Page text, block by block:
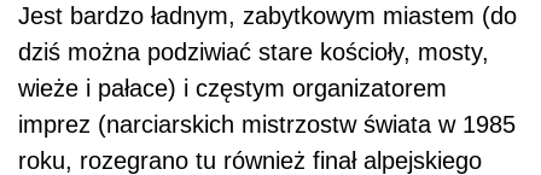
Jest bardzo ładnym, zabytkowym miastem (do
dziś można podziwiać stare kościoły, mosty,
wieże i pałace) i częstym organizatorem
imprez (narciarskich mistrzostw świata w 1985
roku, rozegrano tu również finał alpejskiego